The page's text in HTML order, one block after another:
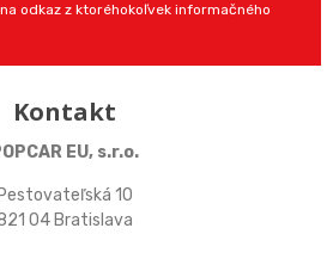
odkaz z ktoréhokoľvek informačného
Kontakt
EU, s.r.o.
Pestovateľská 10
04 Bratislava